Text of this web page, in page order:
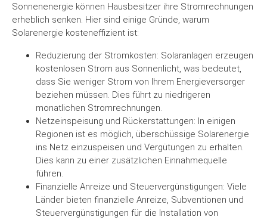
Sonnenenergie können Hausbesitzer ihre Stromrechnungen
erheblich senken. Hier sind einige Gründe, warum
Solarenergie kosteneffizient ist:
Reduzierung der Stromkosten: Solaranlagen erzeugen
kostenlosen Strom aus Sonnenlicht, was bedeutet,
dass Sie weniger Strom von Ihrem Energieversorger
beziehen müssen. Dies führt zu niedrigeren
monatlichen Stromrechnungen.
Netzeinspeisung und Rückerstattungen: In einigen
Regionen ist es möglich, überschüssige Solarenergie
ins Netz einzuspeisen und Vergütungen zu erhalten.
Dies kann zu einer zusätzlichen Einnahmequelle
führen.
Finanzielle Anreize und Steuervergünstigungen: Viele
Länder bieten finanzielle Anreize, Subventionen und
Steuervergünstigungen für die Installation von